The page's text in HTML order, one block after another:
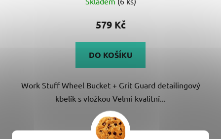
hodnocení
produktu
5,0
z
hvězdiček.
579 Kč
DO KOŠÍKU
Work Stuff Wheel Bucket + Grit Guard detailingový
kbelík s vložkou Velmi kvalitní...